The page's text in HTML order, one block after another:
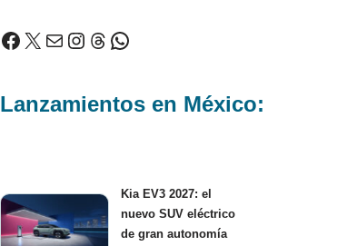
Lanzamientos en México:
Kia EV3 2027: el
nuevo SUV eléctrico
de gran autonomía